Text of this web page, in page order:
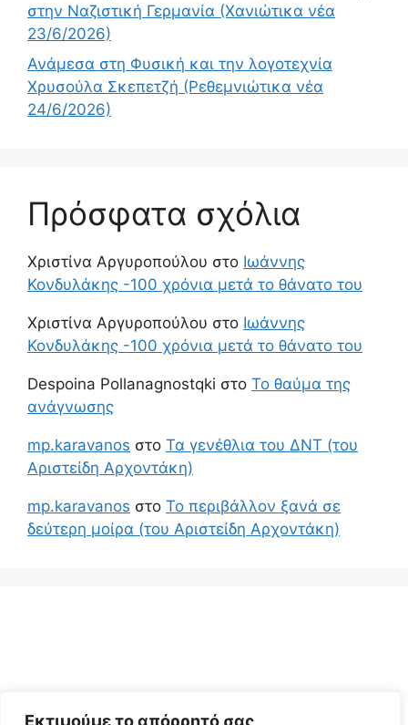
Εκτιμούμε το απόρρητό σας
στην Ναζιστική Γερμανία (Χανιώτικα νέα
23/6/2026)
Ανάμεσα στη Φυσική και την λογοτεχνία
Χρυσούλα Σκεπετζή (Ρεθεμνιώτικα νέα
24/6/2026)
Πρόσφατα σχόλια
Χριστίνα Αργυροπούλου στο Ιωάννης
Κονδυλάκης -100 χρόνια μετά το θάνατο του
Χριστίνα Αργυροπούλου στο Ιωάννης
Κονδυλάκης -100 χρόνια μετά το θάνατο του
Despoina Pollanagnostqki στο Το θαύμα της
ανάγνωσης
mp.karavanos στο Τα γενέθλια του ΔΝΤ (του
Αριστείδη Αρχοντάκη)
mp.karavanos στο Το περιβάλλον ξανά σε
δεύτερη μοίρα (του Αριστείδη Αρχοντάκη)